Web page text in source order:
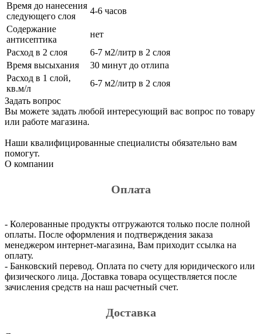
Время до нанесения
следующего слоя
4-6 часов
Содержание
антисептика
нет
Расход в 2 слоя
6-7 м2/литр в 2 слоя
Время высыхания
30 минут до отлипа
Расход в 1 слой,
кв.м/л
6-7 м2/литр в 2 слоя
Задать вопрос
Вы можете задать любой интересующий вас вопрос по товару
или работе магазина.
Наши квалифицированные специалисты обязательно вам
помогут.
О компании
Оплата
- Колерованные продукты отгружаются только после полной
оплаты. После оформления и подтверждения заказа
менеджером интернет-магазина, Вам приходит ссылка на
оплату.
- Банковский перевод. Оплата по счету для юридического или
физического лица. Доставка товара осуществляется после
зачисления средств на наш расчетный счет.
Доставка